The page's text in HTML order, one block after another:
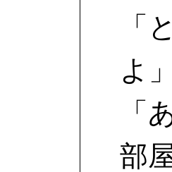
「
よ」
「
部